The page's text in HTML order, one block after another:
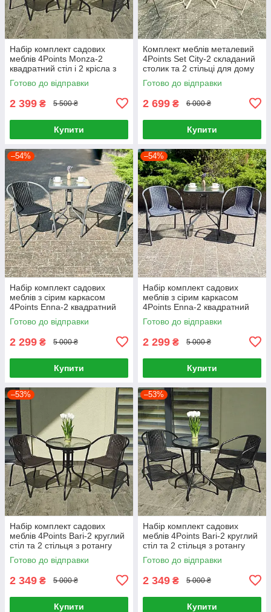
Набір комплект садових
меблів 4Points Monza-2
квадратний стіл і 2 крісла з
ротанга для саду кафе Сірий
Готово до відправки
2 399 ₴ 5 500 ₴
Купити
Комплект меблів металевий
4Points Set City-2 складаний
столик та 2 стільці для дому
дачі саду балкону тераси
кафе Тауп
Готово до відправки
2 699 ₴ 6 000 ₴
Купити
–54%
Набір комплект садових
меблів з сірим каркасом
4Points Enna-2 квадратний
стіл і 2 крісла з ротанга для
саду кафе Чорний
Готово до відправки
2 299 ₴ 5 000 ₴
Купити
–54%
Набір комплект садових
меблів з сірим каркасом
4Points Enna-2 квадратний
стіл і 2 крісла з ротанга для
саду кафе Сірий
Готово до відправки
2 299 ₴ 5 000 ₴
Купити
–53%
Набір комплект садових
меблів 4Points Bari-2 круглий
стіл та 2 стільця з ротангу
для саду кафе тераси вулиці
Готово до відправки
2 349 ₴ 5 000 ₴
Купити
–53%
Набір комплект садових
меблів 4Points Bari-2 круглий
стіл та 2 стільця з ротангу
для саду кафе тераси вулиці
Готово до відправки
2 349 ₴ 5 000 ₴
Купити